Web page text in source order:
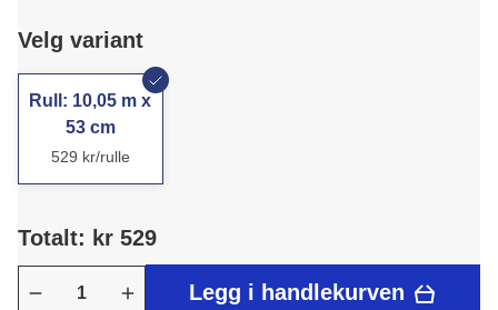
Velg variant
Rull: 10,05 m x
53 cm
529 kr/rulle
Totalt: kr 529
Legg i handlekurven